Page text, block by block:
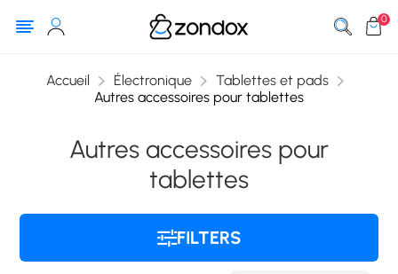
0
Accueil Électronique
Tablettes et pads
Autres accessoires pour tablettes
Autres accessoires pour
tablettes
FILTERS